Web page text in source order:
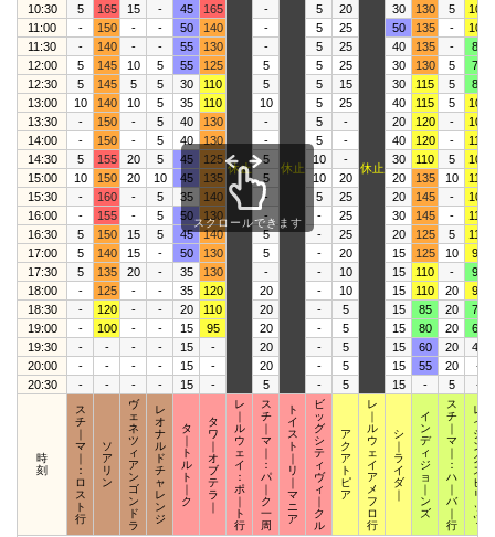
休止 休止 休止
10:30
5 165 15 - 45 165 - 5 20 30 130 5
105
11:00
- 150 - - 50 140 - 5 25 50 135 -
100
11:30
- 140 - - 55 130 - 5 25 40 135 -
80
12:00
5 145 10 5 55 125 5 5 25 30 130 5
75
12:30
5 145 5 5 30 110 5 5 15 30 115 5
80
13:00
10 140 10 5 35 110 10 5 25 40 115 5
100
13:30
- 150 - 5 40 130 - 5 - 20 120 -
100
14:00
- 150 - 5 40 130 - 5 - 40 120 -
110
14:30
5 155 20 5 45 125 5 10 - 30 110 5
100
15:00
10 150 20 10 45 135 5 10 20 20 135 10
110
15:30
- 160 - 5 35 140 - 5 25 20 145 -
105
16:00
- 155 - 5 50 130 - - 25 30 145 -
115
16:30
5 150 15 5 45 140 5 - 25 20 125 5
115
17:00
5 140 15 - 50 130 5 - 20 15 125 10
95
17:30
5 135 20 - 35 130 - - 10 15 110 -
90
18:00
- 125 - - 35 120 20 - 10 15 110 20
95
18:30
- 120 - - 20 110 20 - 5 15 85 20
70
19:00
- 100 - - 15 95 20 - 5 15 80 20
65
19:30
- - - - 15 - 20 - 5 15 60 20
40
20:00
- - - - 15 - 20 - 5 15 55 20
-
20:30
- - - - 15 - 5 - 5 15 - 5 -
時
刻
ス
チ
｜
マ
｜
：
ロ
ス
ト
行
ソ
ア
リ
ン
ヴ
ェ
ネ
ツ
ィ
ア
ン
ゴ
ン
ド
ラ
レ
オ
ナ
ル
ド
チ
ャ
レ
ン
ジ
タ
｜
ト
ル
ト
｜
ク
タ
ワ
｜
オ
ブ
テ
ラ
｜
レ
｜
ル
ウ
ェ
イ
：
ポ
｜
ト
行
ス
チ
｜
マ
｜
：
パ
｜
ク
一
周
ト
イ
ス
ト
｜
リ
｜
マ
ニ
ア
ビ
ッ
グ
シ
テ
ィ
ヴ
ィ
｜
ク
ル
ア
ク
ア
ト
ピ
ア
レ
｜
ル
ウ
ェ
イ
ア
メ
フ
ロ
行
シ
｜
ラ
イ
ダ
｜
イ
ン
デ
ィ
ジ
ョ
｜
ン
ズ
ス
チ
｜
マ
｜
：
ハ
｜
バ
｜
行
レ
イ
ジ
ン
グ
ス
ピ
リ
ッ
ツ
スクロールできます